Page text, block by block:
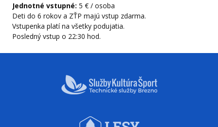
Jednotné vstupné: 5 € / osoba
Deti do 6 rokov a ZŤP majú vstup zdarma.
Vstupenka platí na všetky podujatia.
Posledný vstup o 22:30 hod.